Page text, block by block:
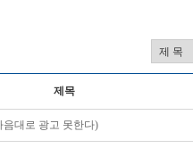
제목
음대로 광고 못한다)